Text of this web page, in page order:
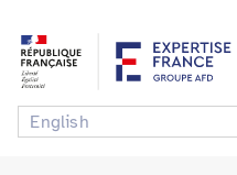
English